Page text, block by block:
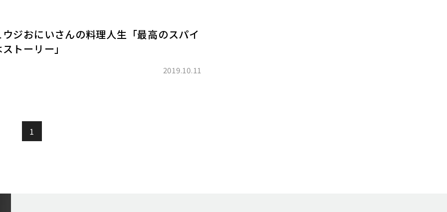
ジおにいさんの料理人生「最高のスパイ
トーリー」
2019.10.11
1